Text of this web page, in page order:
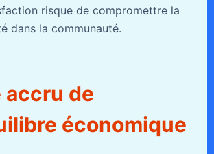
risque de compromettre la
dans la communauté.
accru de
économique